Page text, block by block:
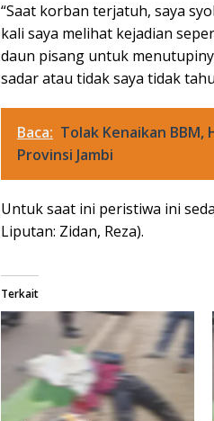
“Saat korban terjatuh, saya
kali saya melihat kejadian
daun pisang untuk
sadar atau tidak saya tidak
Baca: Tolak Kenaikan BBM,
Provinsi Jambi
Untuk saat ini peristiwa ini
Liputan: Zidan, Reza).
Terkait